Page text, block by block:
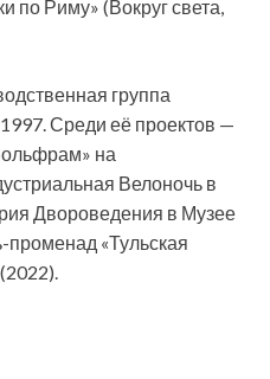
по Риму» (Вокруг света,
группа
Среди её проектов —
на
Велоночь в
Двороведения в Музее
променад «Тульская